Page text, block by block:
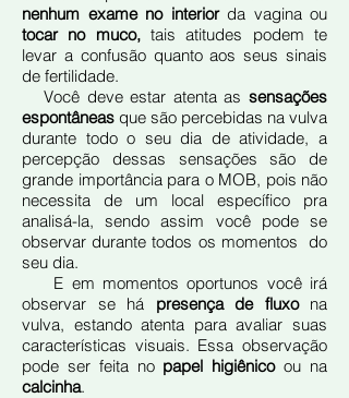
nenhum exame no interiorda vagina ou
tocar no muco, tais atitudes podem te
levar a confusão quanto aos seus sinais
de fertilidade.
Você deve estar atenta as sensações
espontâneas que são percebidas na vulva
durante todo o seu dia de atividade, a
percepção dessas sensações são de
grande importância para o MOB, pois não
necessita de um local específico pra
analisá-la, sendo assim você pode se
observar durante todos os momentos do
seu dia.
E em momentos oportunos você irá
observar se há presença de fluxo na
vulva, estando atenta para avaliar suas
características visuais. Essa observação
pode ser feita no papel higiênicoou na
calcinha.